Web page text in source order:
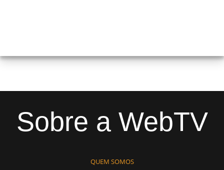
Sobre a WebTV
QUEM SOMOS